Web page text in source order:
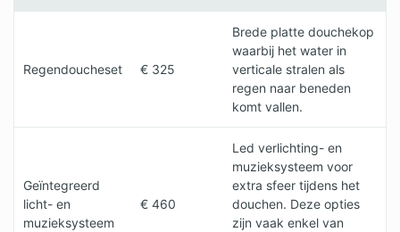
Regendoucheset € 325
Brede platte douchekop
waarbij het water in
verticale stralen als
regen naar beneden
komt vallen.
Geïntegreerd
licht- en
muzieksysteem
€ 460
Led verlichting- en
muzieksysteem voor
extra sfeer tijdens het
douchen. Deze opties
zijn vaak enkel van